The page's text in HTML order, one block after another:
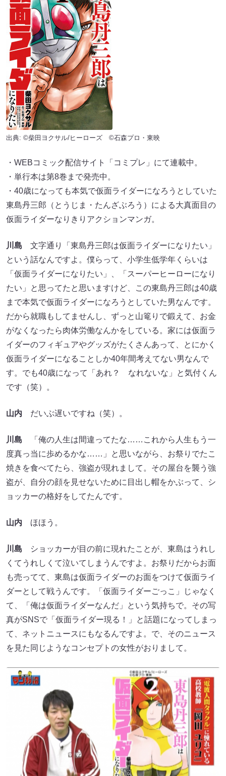
出典: ©︎柴田ヨクサル/ヒーローズ ©︎石森プロ・東映
・WEBコミック配信サイト「コミプレ」にて連載中。
・単行本は第8巻まで発売中。
・40歳になっても本気で仮面ライダーになろうとしていた
東島丹三郎（とうじま・たんざぶろう）による大真面目の
仮面ライダーなりきりアクションマンガ。
川島 文字通り「東島丹三郎は仮面ライダーになりたい」
という話なんですよ。僕らって、小学生低学年くらいは
「仮面ライダーになりたい」、「スーパーヒーローになり
たい」と思ってたと思いますけど、この東島丹三郎は40歳
まで本気で仮面ライダーになろうとしていた男なんです。
だから就職もしてませんし、ずっと山篭りで鍛えて、お金
がなくなったら肉体労働なんかをしている。家には仮面ラ
イダーのフィギュアやグッズがたくさんあって、とにかく
仮面ライダーになることしか40年間考えてない男なんで
す。でも40歳になって「あれ？ なれないな」と気付くん
です（笑）。
山内 だいぶ遅いですね（笑）。
川島 「俺の人生は間違ってたな……これから人生もう一
度真っ当に歩めるかな……」と思いながら、お祭りでたこ
焼きを食べてたら、強盗が現れまして。その屋台を襲う強
盗が、自分の顔を見せないために目出し帽をかぶって、シ
ョッカーの格好をしてたんです。
山内 ほほう。
川島 ショッカーが目の前に現れたことが、東島はうれし
くてうれしくて泣いてしまうんですよ。お祭りだからお面
も売ってて、東島は仮面ライダーのお面をつけて仮面ライ
ダーとして戦うんです。「仮面ライダーごっこ」じゃなく
て、「俺は仮面ライダーなんだ」という気持ちで。その写
真がSNSで「仮面ライダー現る！」と話題になってしまっ
て、ネットニュースにもなるんですよ。で、そのニュース
を見た同じようなコンセプトの女性がおりまして。